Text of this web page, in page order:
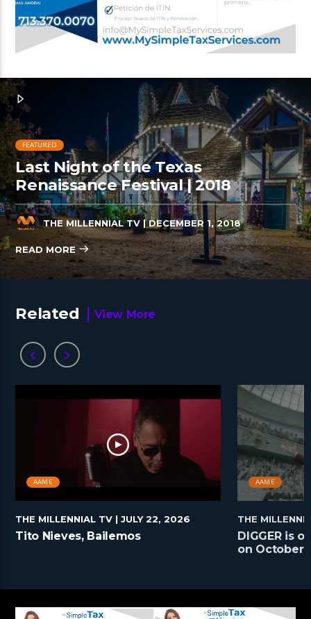
FEATURED
Last Night of the Texas
Renaissance Festival | 2018
THE MILLENNIAL TV | DECEMBER 1, 2018
READ MORE
Related View More
AAME
THE MILLENNIAL TV | JULY 22, 2026
Tito Nieves, Bailemos
AAME
THE
DIGGER is
on October